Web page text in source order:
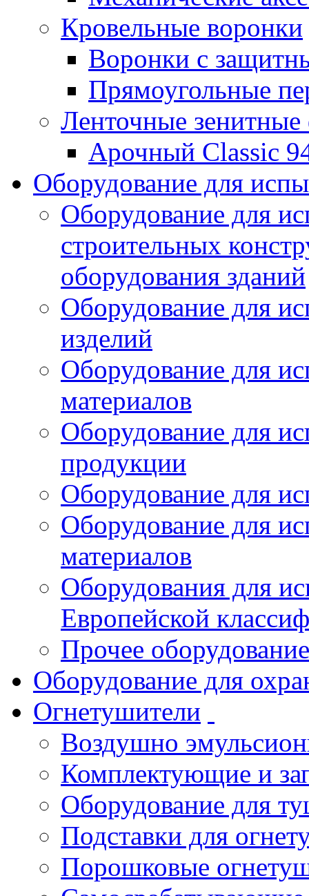
Кровельные воронки
Воронки с
Прямоугольные
Ленточные
Арочный Classic
Оборудование для
Оборудование для
строительных
оборудования зданий
Оборудование для
изделий
Оборудование для
материалов
Оборудование для
продукции
Оборудование для
Оборудование для
материалов
Оборудования для
Европейской
Прочее оборудование
Оборудование для
Огнетушители
Воздушно
Комплектующие и
Оборудование для
Подставки для
Порошковые